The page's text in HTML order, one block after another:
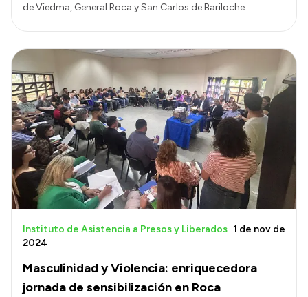
de Viedma, General Roca y San Carlos de Bariloche.
Masculinidad y Violencia: enriquecedora
jornada de sensibilización en Roca
Instituto de Asistencia a Presos y Liberados 1 de nov de
2024